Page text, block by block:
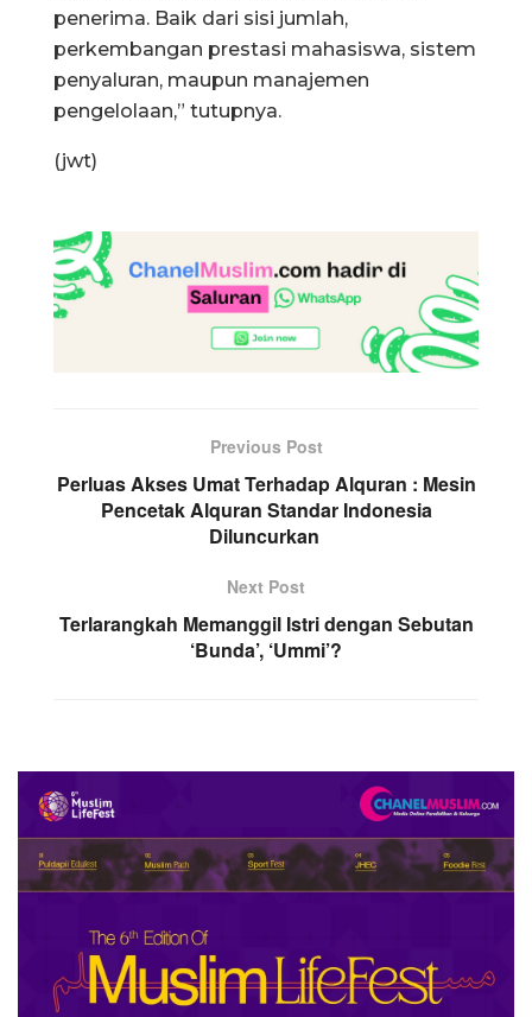
penerima. Baik dari sisi jumlah,
perkembangan prestasi mahasiswa, sistem
penyaluran, maupun manajemen
pengelolaan,” tutupnya.
(jwt)
Previous Post
Perluas Akses Umat Terhadap Alquran : Mesin
Pencetak Alquran Standar Indonesia
Diluncurkan
Next Post
Terlarangkah Memanggil Istri dengan Sebutan
‘Bunda’, ‘Ummi’?